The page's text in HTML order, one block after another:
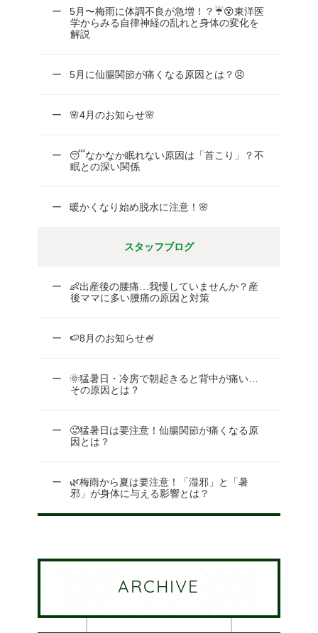
5月〜梅雨に体調不良が急増！？☔😵東洋医
学からみる自律神経の乱れと身体の変化を
解説
5月に仙腸関節が痛くなる原因とは？😣
🌸4月のお知らせ🌸
😴なかなか眠れない原因は「首こり」？不
眠との深い関係
暖かくなり始め脱水に注意！🌸
スタッフブログ
👶出産後の腰痛…我慢していませんか？産
後ママに多い腰痛の原因と対策
🍉8月のお知らせ🍧
🌞猛暑日・冷房で朝起きると背中が痛い…
その原因とは？
🥵猛暑日は要注意！仙腸関節が痛くなる原
因とは？
🌿梅雨から夏は要注意！「湿邪」と「暑
邪」が身体に与える影響とは？
ARCHIVE